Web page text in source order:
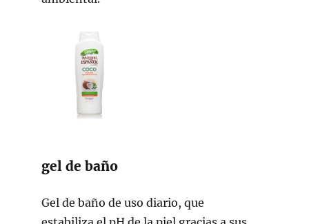
gel de baño
Gel de baño de uso diario, que